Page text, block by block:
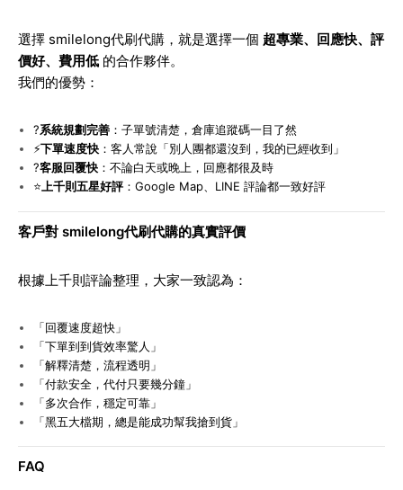
選擇 smilelong代刷代購，就是選擇一個 超專業、回應快、評
價好、費用低 的合作夥伴。
我們的優勢：
?系統規劃完善：子單號清楚，倉庫追蹤碼一目了然
⚡下單速度快：客人常說「別人團都還沒到，我的已經收到」
?客服回覆快：不論白天或晚上，回應都很及時
⭐上千則五星好評：Google Map、LINE 評論都一致好評
客戶對 smilelong代刷代購的真實評價
根據上千則評論整理，大家一致認為：
「回覆速度超快」
「下單到到貨效率驚人」
「解釋清楚，流程透明」
「付款安全，代付只要幾分鐘」
「多次合作，穩定可靠」
「黑五大檔期，總是能成功幫我搶到貨」
FAQ